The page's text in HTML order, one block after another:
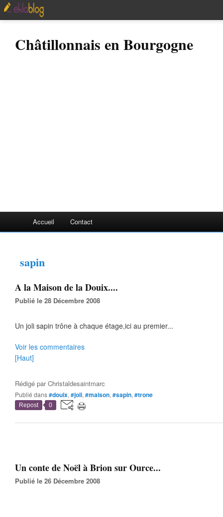
Châtillonnais en Bourgogne
Accueil Contact
sapin
A la Maison de la Douix....
Publié le 28 Décembre 2008
Un joli sapin trône à chaque étage,ici au premier...
Voir les commentaires
[Haut]
Rédigé parChristaldesaintmarc
Publié dans#douix, #joli, #maison, #sapin, #trone
Repost 0
Un conte de Noël à Brion sur Ource...
Publié le 26 Décembre 2008